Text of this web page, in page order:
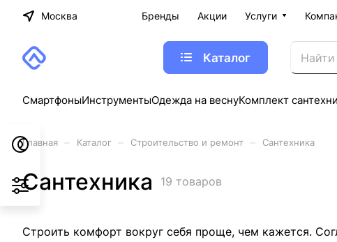
Москва Бренды Акции Услуги
Каталог
СмартфоныИнструментыОдежда на веснуКомплект
Главная Каталог Строительство и ремонт Сантехника
Сантехника 19 товаров
Строить комфорт вокруг себя проще, чем кажется.